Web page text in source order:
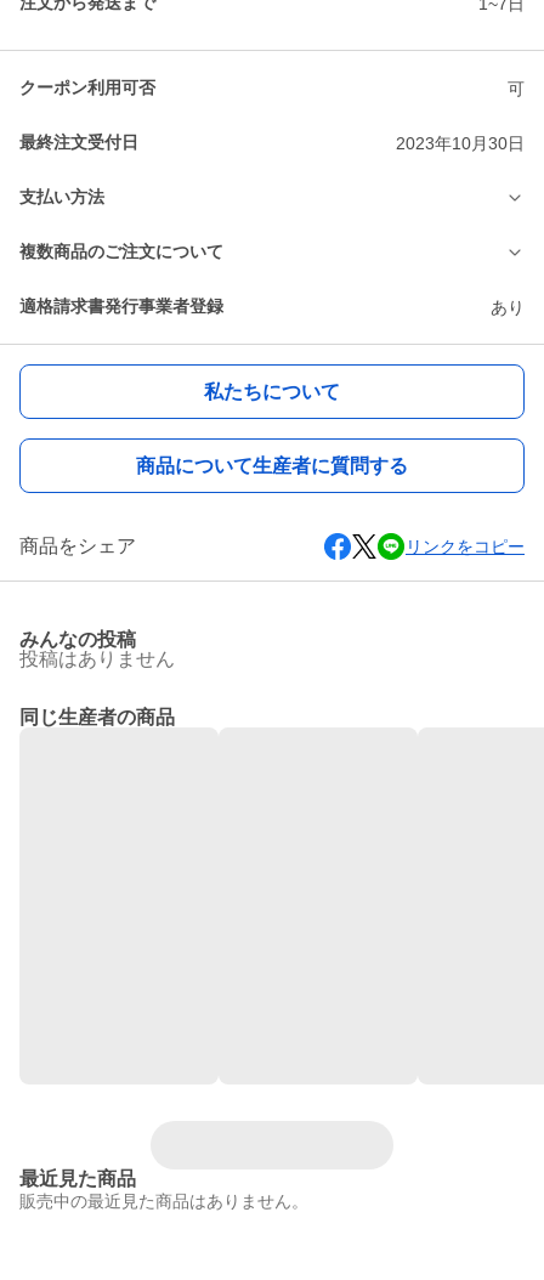
クーポン利用可否 可
最終注文受付日 2023年10月30日
支払い方法
複数商品のご注文について
適格請求書発行事業者登録 あり
私たちについて
商品について生産者に質問する
商品をシェア リンクをコピー
みんなの投稿
投稿はありません
同じ生産者の商品
最近見た商品
販売中の最近見た商品はありません。